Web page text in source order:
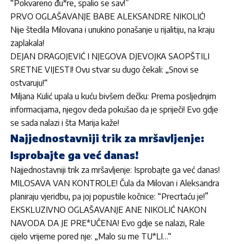
“Pokvareno đu*re, spalio se sav!”
PRVO OGLAŠAVANJE BABE ALEKSANDRE NIKOLIĆ!
Nije štedila Milovana i unukino ponašanje u rijalitiju, na kraju
zaplakala!
DEJAN DRAGOJEVIĆ I NJEGOVA DJEVOJKA SAOPŠTILI
SRETNE VIJESTI! Ovu stvar su dugo čekali: „Snovi se
ostvaruju!“
Miljana Kulić upala u kuću bivšem dečku: Prema posljednjim
informacijama, njegov deda pokušao da je spriječi! Evo gdje
se sada nalazi i šta Marija kaže!
Najjednostavniji trik za mršavljenje:
Isprobajte ga već danas!
Najjednostavniji trik za mršavljenje: Isprobajte ga već danas!
MILOSAVA VAN KONTROLE! Čula da Milovan i Aleksandra
planiraju vjeridbu, pa joj popustile kočnice: “Precrtaću je!”
EKSKLUZIVNO OGLAŠAVANJE ANE NIKOLIĆ NAKON
NAVODA DA JE PRE*UČENA! Evo gdje se nalazi, Rale
cijelo vrijeme pored nje: „Malo su me TU*LI…“